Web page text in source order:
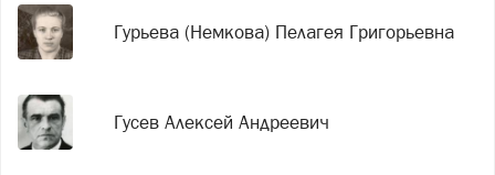
Гурьева (Немкова) Пелагея Григорьевна
Гусев Алексей Андреевич